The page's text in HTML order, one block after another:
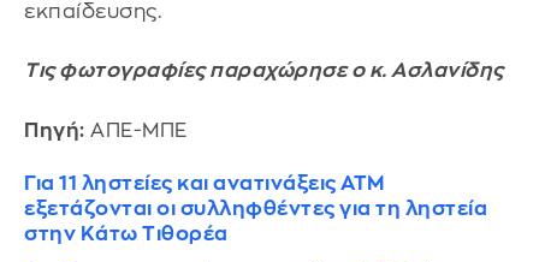
εκπαίδευσης.
Τις φωτογραφίες παραχώρησε ο κ. Ασλανίδης
Πηγή: ΑΠΕ-ΜΠΕ
Για 11 ληστείες και ανατινάξεις ΑΤΜ
εξετάζονται οι συλληφθέντες για τη ληστεία
στην Κάτω Τιθορέα